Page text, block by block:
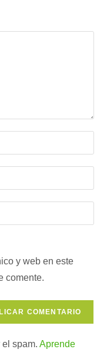
y web en este
comente.
el spam.Aprende